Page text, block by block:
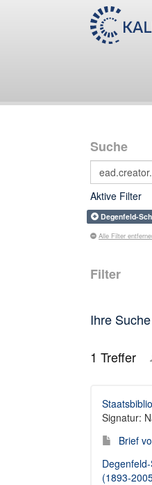
Suche
Aktive Filter
Degenfeld-
Alle Filter
Filter
Ihre
1 Treffer
Signatur:
Brief
(1893-